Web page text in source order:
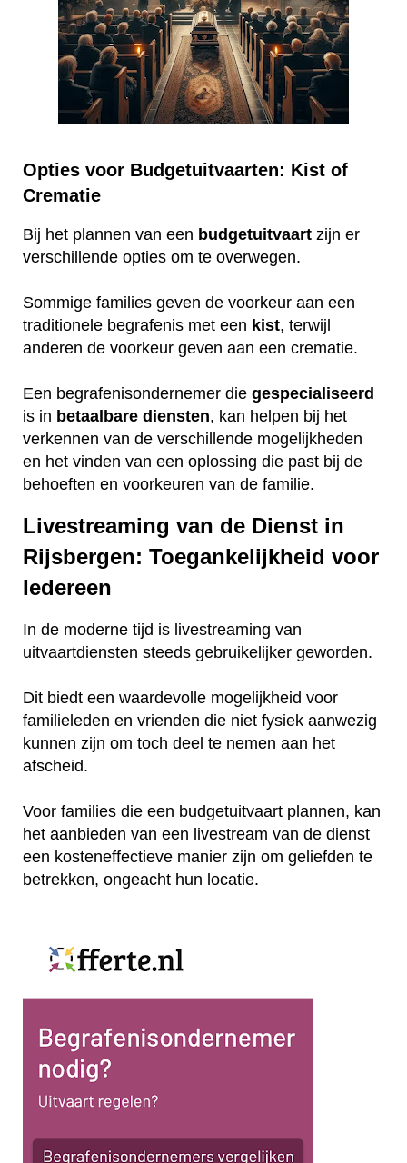
Opties voor Budgetuitvaarten: Kist of
Crematie
Bij het plannen van een budgetuitvaart zijn er
verschillende opties om te overwegen.
Sommige families geven de voorkeur aan een
traditionele begrafenis met een kist, terwijl
anderen de voorkeur geven aan een crematie.
Een begrafenisondernemer die gespecialiseerd
is in betaalbare diensten, kan helpen bij het
verkennen van de verschillende mogelijkheden
en het vinden van een oplossing die past bij de
behoeften en voorkeuren van de familie.
Livestreaming van de Dienst in
Rijsbergen: Toegankelijkheid voor
Iedereen
In de moderne tijd is livestreaming van
uitvaartdiensten steeds gebruikelijker geworden.
Dit biedt een waardevolle mogelijkheid voor
familieleden en vrienden die niet fysiek aanwezig
kunnen zijn om toch deel te nemen aan het
afscheid.
Voor families die een budgetuitvaart plannen, kan
het aanbieden van een livestream van de dienst
een kosteneffectieve manier zijn om geliefden te
betrekken, ongeacht hun locatie.